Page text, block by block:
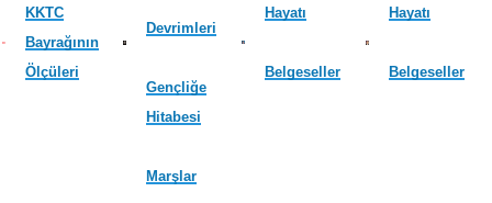
KKTC
Bayrağının
Ölçüleri
Devrimleri
Gençliğe
Hitabesi
Marşlar
Hayatı
Belgeseller
Hayatı
Belgeseller